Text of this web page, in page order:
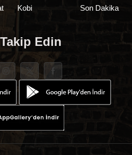
Kobi
Son Dakika
Edin